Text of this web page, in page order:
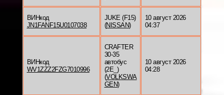
ВИНкод
JN1FANF15U0107038
JUKE (F15)
(NISSAN)
10 август 2026
04:37
ВИНкод
WV1ZZZ2FZG7010996
CRAFTER
30-35
автобус
(2E_)
(VOLKSWA
GEN)
10 август 2026
04:28